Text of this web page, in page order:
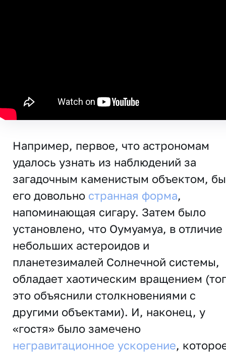
Например, первое, что астрономам
удалось узнать из наблюдений за
загадочным каменистым объектом,
его довольно странная форма,
напоминающая сигару. Затем было
установлено, что Оумуамуа, в отличие
небольших астероидов и
планетезималей Солнечной системы,
обладает хаотическим вращением
это объяснили столкновениями с
другими объектами). И, наконец, у
«гостя» было замечено
негравитационное ускорение,